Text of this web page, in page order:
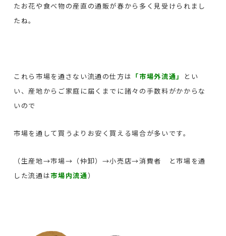
たお花や食べ物の産直の通販が春から多く見受けられまし
たね。
これら市場を通さない流通の仕方は 「市場外流通」
とい
い、産地からご家庭に届くまでに諸々の手数料がかからな
いので
市場を通して買うよりお安く買える場合が多いです。
（生産地→市場→（仲卸）→小売店→消費者 と市場を通
した流通は市場内流通）